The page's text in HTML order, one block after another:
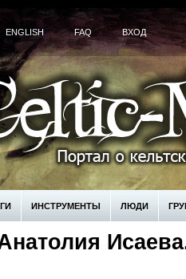
ENGLISH FAQ ВХОД
ИНСТРУМЕНТЫ ЛЮДИ
КУПИТЬ